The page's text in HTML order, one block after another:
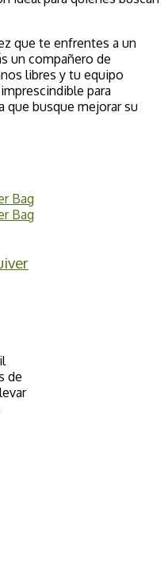
que te enfrentes a un
un compañero de
libres y tu equipo
para
que busque mejorar su
de